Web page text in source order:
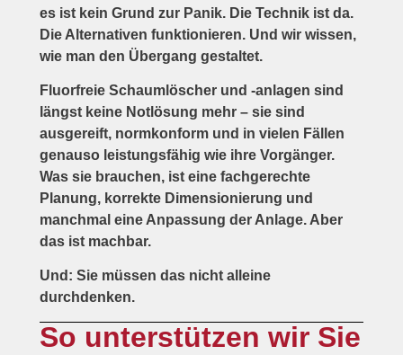
es ist kein Grund zur Panik. Die Technik ist da.
Die Alternativen funktionieren. Und wir wissen,
wie man den Übergang gestaltet.
Fluorfreie Schaumlöscher und -anlagen sind
längst keine Notlösung mehr – sie sind
ausgereift, normkonform und in vielen Fällen
genauso leistungsfähig wie ihre Vorgänger.
Was sie brauchen, ist eine fachgerechte
Planung, korrekte Dimensionierung und
manchmal eine Anpassung der Anlage. Aber
das ist machbar.
Und:Sie müssen das nicht alleine
durchdenken.
So unterstützen wir Sie